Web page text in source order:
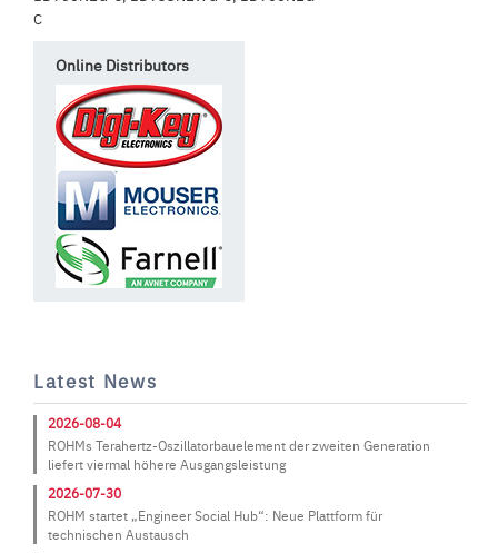
C
Online Distributors
Latest News
2026-08-04
ROHMs Terahertz-Oszillatorbauelement der zweiten Generation
liefert viermal höhere Ausgangsleistung
2026-07-30
ROHM startet „Engineer Social Hub“: Neue Plattform für
technischen Austausch